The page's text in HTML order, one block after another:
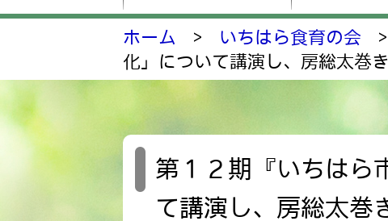
ホーム > いちはら食育の会 >
化」について講演し、房総太巻
第１２期『いちはら
て講演し、房総太巻